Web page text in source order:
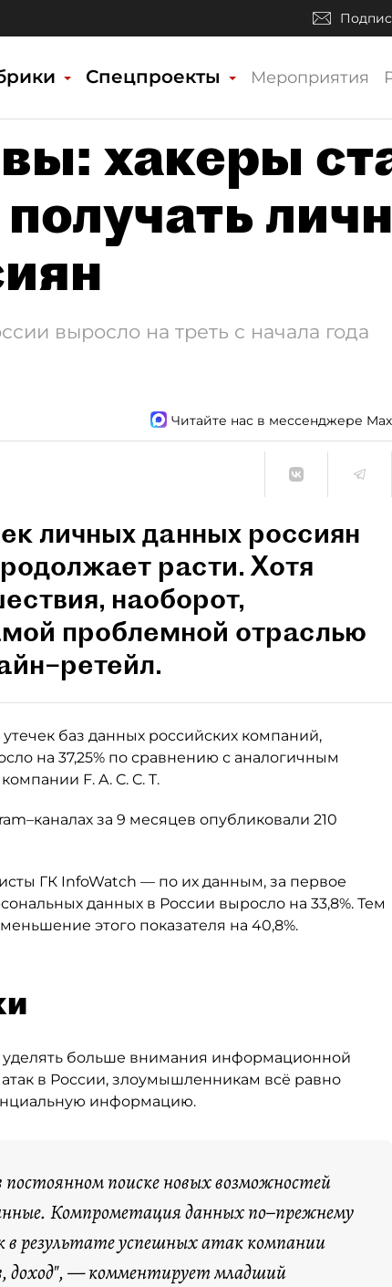
Спецпроекты Мероприятия
хакеры
выросло на треть с начала года
Читайте нас в мессенджере Max
личных данных россиян
расти. Хотя
наоборот,
проблемной отраслью
баз данных российских компаний,
на 37,25% по сравнению с аналогичным
F. A. C. C. T.
за 9 месяцев опубликовали 210
ГК InfoWatch — по их данным, за первое
данных в России выросло на 33,8%. Тем
этого показателя на 40,8%.
уделять больше внимания информационной
в России, злоумышленникам всё равно
информацию.
поиске новых возможностей
Компрометация данных по–прежнему
результате успешных атак компании
доход", — комментирует младший